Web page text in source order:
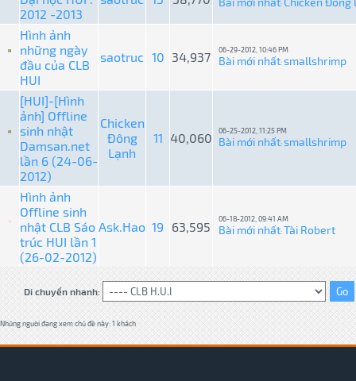
2012 -2013
:
Hình ảnh
những ngày
đầu của CLB
HUI
saotruc 10 34,937 06-29-2012, 10:46 PM
Bài mới nhất:smallshrimp
[HUI]-[Hình
ảnh] Offline
sinh nhật
Damsan.net
lần 6 (24-06-
2012)
Chicken
Đông
Lạnh
11 40,060 06-25-2012, 11:25 PM
Bài mới nhất:smallshrimp
Hình ảnh
Offline sinh
nhật CLB Sáo
trúc HUI lần 1
(26-02-2012)
Ask.Hao 19 63,595
06-18-2012, 09:41 AM
Bài mới nhất:Tài Robert
Di chuyển nhanh:
Những người đang xem chủ đề này: 1 khách